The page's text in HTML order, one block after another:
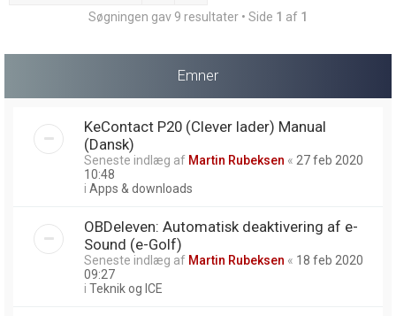
Søgningen gav 9 resultater • Side 1 af 1
Emner
KeContact P20 (Clever lader) Manual
(Dansk)
Seneste indlæg af Martin Rubeksen « 27 feb 2020
10:48
i Apps & downloads
OBDeleven: Automatisk deaktivering af e-
Sound (e-Golf)
Seneste indlæg af Martin Rubeksen « 18 feb 2020
09:27
i Teknik og ICE